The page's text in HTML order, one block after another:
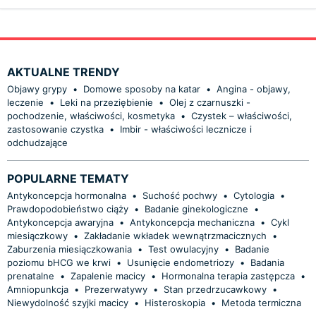
AKTUALNE TRENDY
Objawy grypy • Domowe sposoby na katar • Angina - objawy,
leczenie
• Leki na przeziębienie • Olej z czarnuszki -
pochodzenie, właściwości, kosmetyka • Czystek – właściwości,
zastosowanie czystka •
Imbir - właściwości lecznicze i
odchudzające
POPULARNE TEMATY
Antykoncepcja hormonalna • Suchość pochwy • Cytologia •
Prawdopodobieństwo ciąży • Badanie ginekologiczne
•
Antykoncepcja awaryjna • Antykoncepcja mechaniczna • Cykl
miesiączkowy • Zakładanie wkładek wewnątrzmacicznych
•
Zaburzenia miesiączkowania • Test owulacyjny •
Badanie
poziomu bHCG we krwi • Usunięcie endometriozy •
Badania
prenatalne
• Zapalenie macicy • Hormonalna terapia zastępcza •
Amniopunkcja • Prezerwatywy • Stan przedrzucawkowy •
Niewydolność szyjki macicy • Histeroskopia •
Metoda termiczna